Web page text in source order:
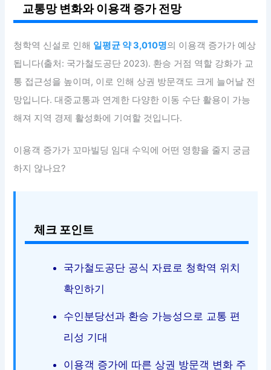
교통망 변화와 이용객 증가 전망
청학역 신설로 인해 일평균 약 3,010명의 이용객 증가가 예상
됩니다(출처: 국가철도공단 2023). 환승 거점 역할 강화가 교
통 접근성을 높이며, 이로 인해 상권 방문객도 크게 늘어날 전
망입니다. 대중교통과 연계한 다양한 이동 수단 활용이 가능
해져 지역 경제 활성화에 기여할 것입니다.
이용객 증가가 꼬마빌딩 임대 수익에 어떤 영향을 줄지 궁금
하지 않나요?
체크 포인트
국가철도공단 공식 자료로 청학역 위치
확인하기
수인분당선과 환승 가능성으로 교통 편
리성 기대
이용객 증가에 따른 상권 방문객 변화 주